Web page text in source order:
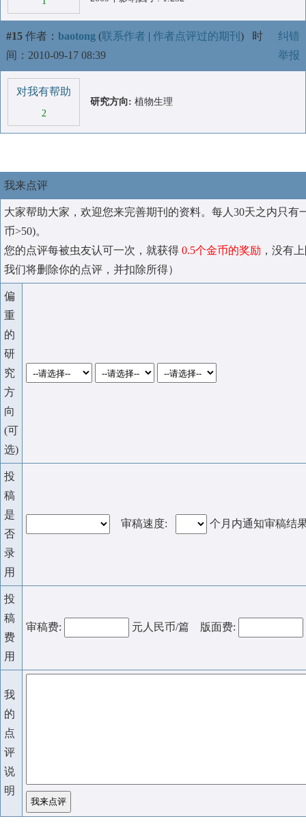
#15 作者： baotong (联系作者 | 作者点评过的期刊 ) 时
间：2010-09-17 08:39
纠错
举报
对我有帮助
2
研究方向: 植物生理
我来点评
大家帮助大家，欢迎您来完善期刊的资料。每人30天之内只有
币>50)。
您的点评每被虫友认可一次，就获得 0.5个金币的奖励 ，没有
我们将删除你的点评，并扣除所得）
偏
重
的
研
究
方
向
(可
选)
投
稿
是
否
录
用
审稿速度: 个月内通知审稿结
投
稿
费
用
审稿费: 元人民币/篇 版面费:
我
的
点
评
说
明